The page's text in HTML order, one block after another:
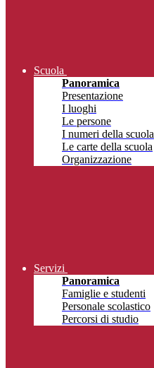
Scuola
Panoramica
Presentazione
I luoghi
Le persone
I numeri della scuola
Le carte della scuola
Organizzazione
Servizi
Panoramica
Famiglie e studenti
Personale scolastico
Percorsi di studio